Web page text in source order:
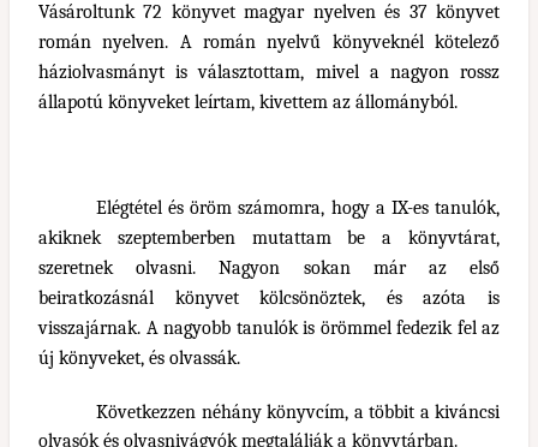
Vásároltunk 72 könyvet magyar nyelven és 37 könyvet
román nyelven. A román nyelvű könyveknél kötelező
háziolvasmányt is választottam, mivel a nagyon rossz
állapotú könyveket leírtam, kivettem az állományból.
Elégtétel és öröm számomra, hogy a IX-es tanulók,
akiknek szeptemberben mutattam be a könyvtárat,
szeretnek olvasni. Nagyon sokan már az első
beiratkozásnál könyvet kölcsönöztek, és azóta is
visszajárnak. A nagyobb tanulók is örömmel fedezik fel az
új könyveket, és olvassák.
Következzen néhány könyvcím, a többit a kiváncsi
olvasók és olvasnivágyók megtalálják a könyvtárban.